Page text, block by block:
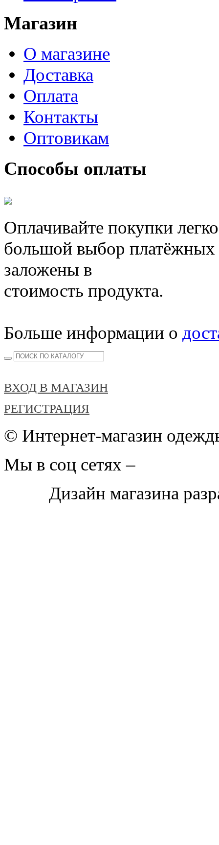
Магазин
О магазине
Доставка
Оплата
Контакты
Оптовикам
Способы оплаты
Оплачивайте покупки
большой выбор
заложены в
стоимость продукта.
Больше информации о
ВХОД В МАГАЗИН
РЕГИСТРАЦИЯ
© Интернет-магазин
Мы в соц сетях –
Дизайн магазина